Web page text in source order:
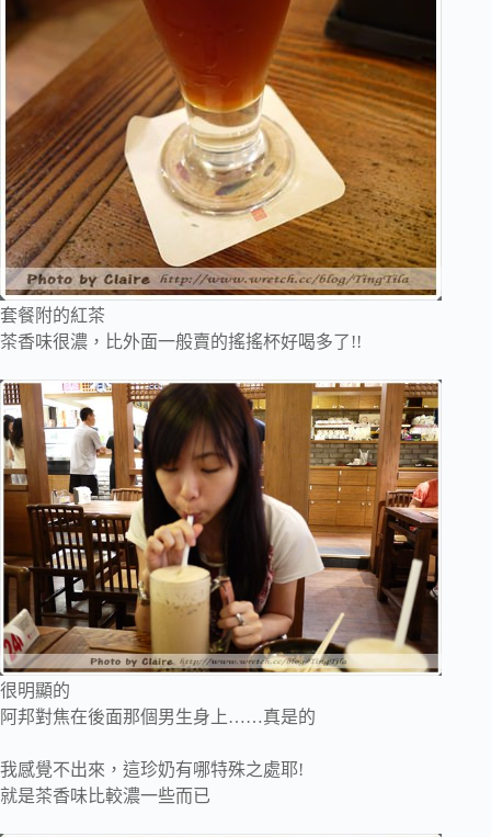
套餐附的紅茶
茶香味很濃，比外面一般賣的搖搖杯好喝多了!!
很明顯的
阿邦對焦在後面那個男生身上……真是的
我感覺不出來，這珍奶有哪特殊之處耶!
就是茶香味比較濃一些而已